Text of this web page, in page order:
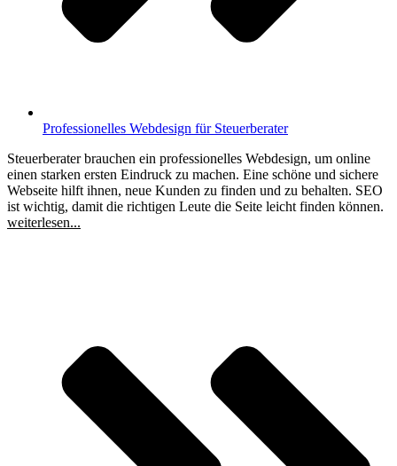
Professionelles Webdesign für Steuerberater
Steuerberater brauchen ein professionelles Webdesign, um online
einen starken ersten Eindruck zu machen. Eine schöne und sichere
Webseite hilft ihnen, neue Kunden zu finden und zu behalten. SEO
ist wichtig, damit die richtigen Leute die Seite leicht finden können.
weiterlesen...